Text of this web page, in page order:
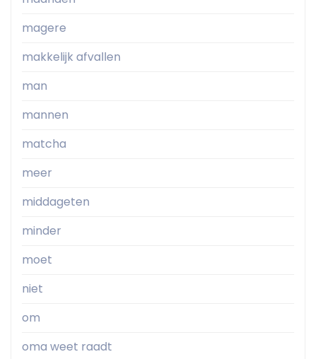
magere
makkelijk afvallen
man
mannen
matcha
meer
middageten
minder
moet
niet
om
oma weet raadt